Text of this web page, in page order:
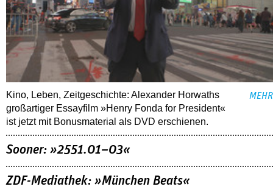
Kino, Leben, Zeitgeschichte: Alexander Horwaths
großartiger Essayfilm »Henry Fonda for President«
ist jetzt mit Bonusmaterial als DVD erschienen.
MEHR
Sooner: »2551.01–03«
ZDF-Mediathek: »München Beats«